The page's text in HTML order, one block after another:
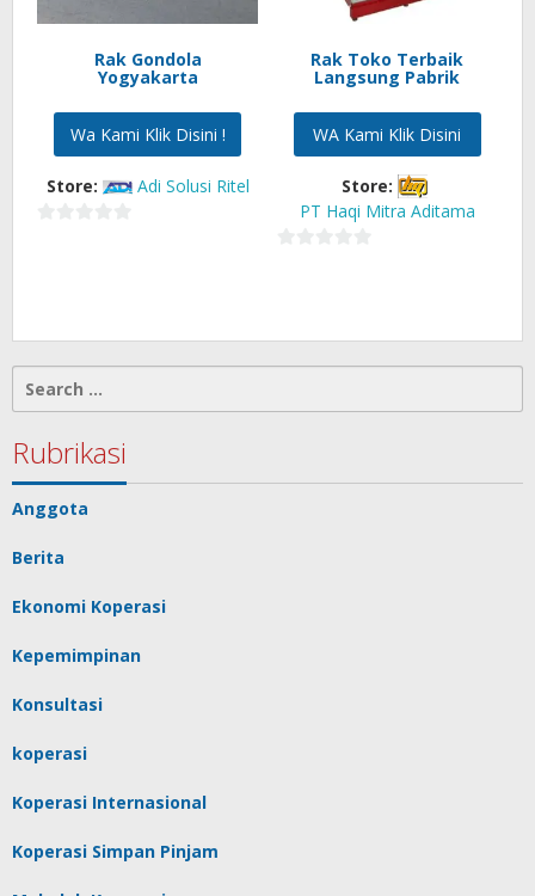
Rak Gondola
Yogyakarta
Wa Kami Klik Disini !
Store: Adi Solusi Ritel
Rak Toko Terbaik
Langsung Pabrik
WA Kami Klik Disini
Store:
PT Haqi Mitra Aditama
5
for:
Rubrikasi
Anggota
Berita
Ekonomi Koperasi
Kepemimpinan
Konsultasi
koperasi
Koperasi Internasional
Koperasi Simpan Pinjam